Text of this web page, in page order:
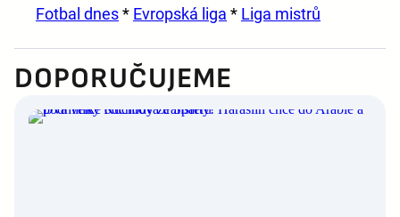
Fotbal dnes* Evropská liga * Liga mistrů
DOPORUČUJEME